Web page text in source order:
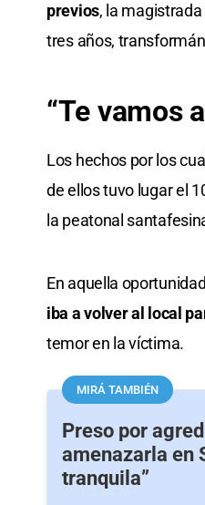
previos, la
tres años,
“Te vamos
Los hechos por los
de ellos tuvo lugar el
la peatonal
En aquella
iba a volver al local
temor en la víctima.
MIRÁ TAMBIÉN
Preso por
amenazarla en
tranquila”